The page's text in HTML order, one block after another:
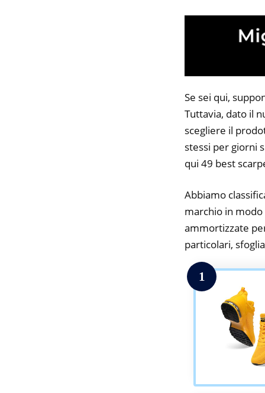
Se sei qui,
Tuttavia, dato il
scegliere il
stessi per giorni
qui 49 best
Abbiamo
marchio in
ammortizzate
particolari,
1